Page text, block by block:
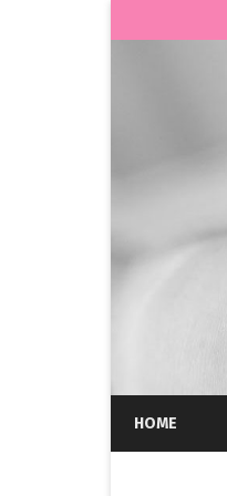
HOME